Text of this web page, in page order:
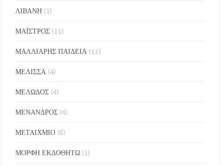
ΛΙΒΑΝΗ (1)
ΜΑΪΣΤΡΟΣ (11)
ΜΑΛΛΙΑΡΗΣ ΠΑΙΔΕΙΑ (11)
ΜΕΛΙΣΣΑ (4)
ΜΕΛΩΔΟΣ (4)
ΜΕΝΑΝΔΡΟΣ (4)
ΜΕΤΑΙΧΜΙΟ (6)
ΜΟΡΦΗ ΕΚΔΟΘΗΤΩ (1)